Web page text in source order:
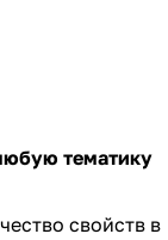
тематику
свойств в